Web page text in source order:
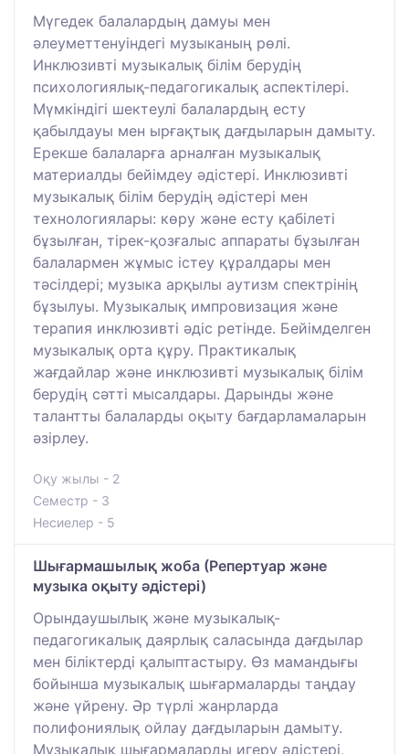
Мүгедек балалардың дамуы мен
әлеуметтенуіндегі музыканың рөлі.
Инклюзивті музыкалық білім берудің
психологиялық-педагогикалық аспектілері.
Мүмкіндігі шектеулі балалардың есту
қабылдауы мен ырғақтық дағдыларын дамыту.
Ерекше балаларға арналған музыкалық
материалды бейімдеу әдістері. Инклюзивті
музыкалық білім берудің әдістері мен
технологиялары: көру және есту қабілеті
бұзылған, тірек-қозғалыс аппараты бұзылған
балалармен жұмыс істеу құралдары мен
тәсілдері; музыка арқылы аутизм спектрінің
бұзылуы. Музыкалық импровизация және
терапия инклюзивті әдіс ретінде. Бейімделген
музыкалық орта құру. Практикалық
жағдайлар және инклюзивті музыкалық білім
берудің сәтті мысалдары. Дарынды және
талантты балаларды оқыту бағдарламаларын
әзірлеу.
Оқу жылы - 2
Семестр - 3
Несиелер - 5
Шығармашылық жоба (Репертуар және
музыка оқыту әдістері)
Орындаушылық және музыкалық-
педагогикалық даярлық саласында дағдылар
мен біліктерді қалыптастыру. Өз мамандығы
бойынша музыкалық шығармаларды таңдау
және үйрену. Әр түрлі жанрларда
полифониялық ойлау дағдыларын дамыту.
Музыкалық шығармаларды игеру әдістері,